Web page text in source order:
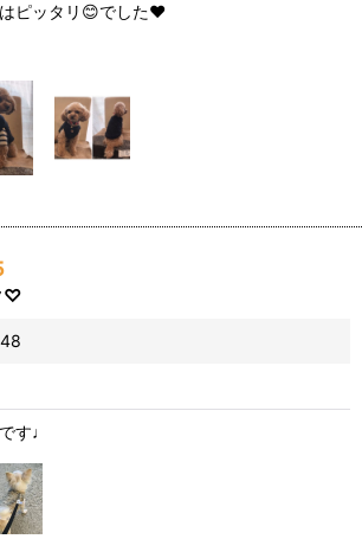
ピッタリ😊でした❤️
況でのオーダーなので、ご相談にのってい
りがたかったです😊❤️ずっと気になってい
にいましたが、今回お願いして本当に良か
大満足です。ありがとうございました🥰❤️
♡
す♩